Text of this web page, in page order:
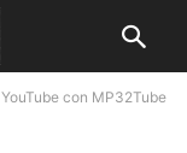
con MP32Tube